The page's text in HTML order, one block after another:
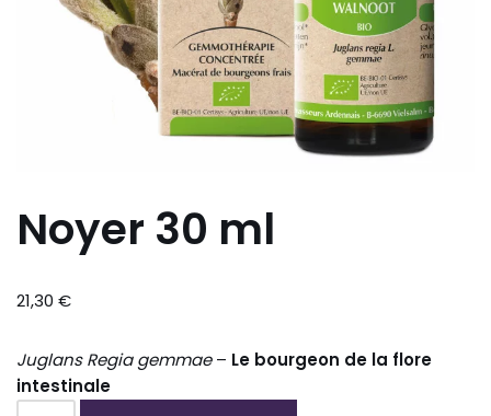
Noyer 30 ml
21,30 €
Juglans Regia gemmae– Le bourgeon de la flore
intestinale